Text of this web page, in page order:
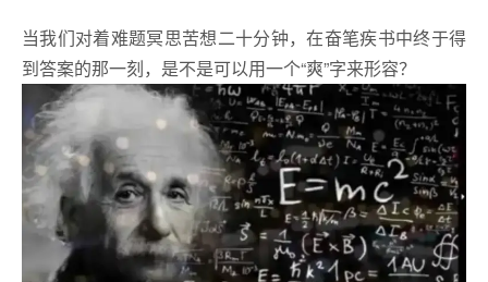
当我们对着难题冥思苦想二十分钟，在奋笔疾书中终于得
到答案的那一刻，是不是可以用一个“爽”字来形容？